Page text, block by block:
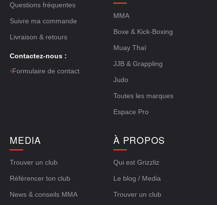
Questions fréquentes
Suivre ma commande
Livraison & retours
Contactez-nous :
›Formulaire de contact
MMA
Boxe & Kick-Boxing
Muay Thaï
JJB & Grappling
Judo
Toutes les marques
Espace Pro
MEDIA
Trouver un club
Référencer ton club
News & conseils MMA
À PROPOS
Qui est Grizzliz
Le blog / Media
Trouver un club